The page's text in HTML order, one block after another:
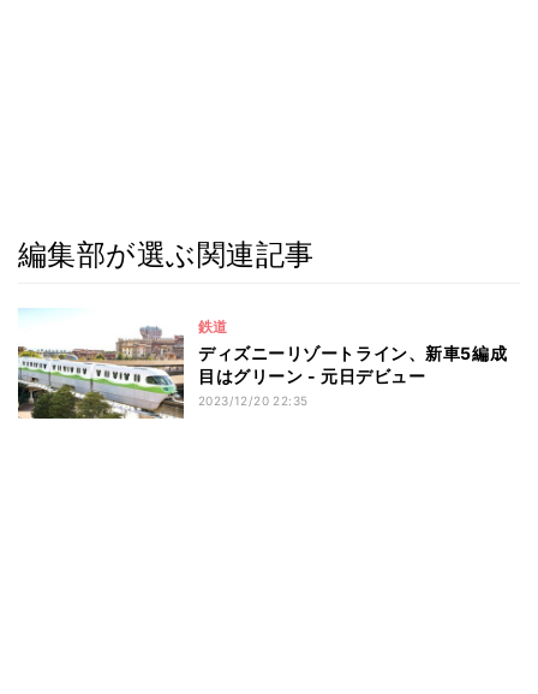
編集部が選ぶ関連記事
鉄道
ディズニーリゾートライン、新車5編成
目はグリーン - 元日デビュー
2023/12/20 22:35